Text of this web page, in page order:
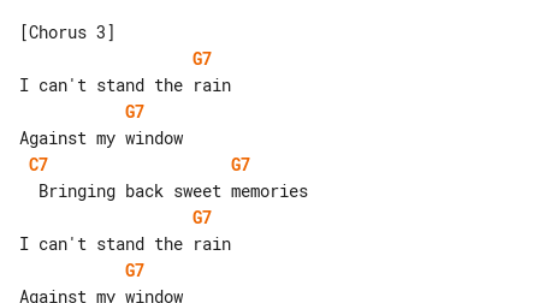
G7
G7
C7
G7
G7
G7